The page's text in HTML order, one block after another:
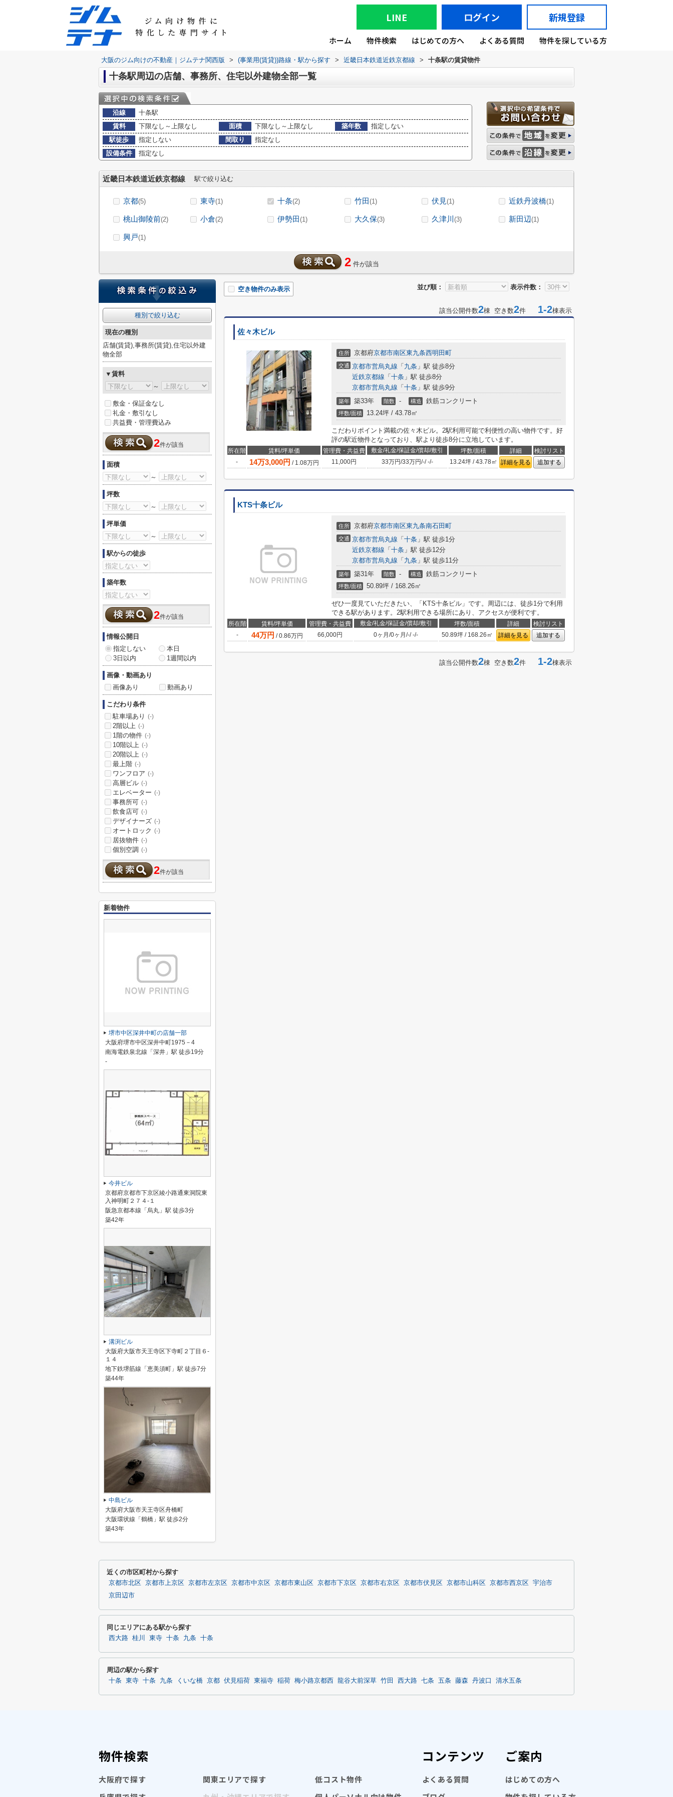
LINE ログイン 新規登録
ホーム 物件検索 はじめての方へ よくある質問 物件を探している方
大阪のジム向けの不動産｜ジムテナ関西版 > (事業用(賃貸))路線・駅から探す > 近畿日本鉄道近鉄京都線 > 十条駅の賃貸物件
十条駅周辺の店舗、事務所、住宅以外建物全部一覧
沿線
十条駅
賃料
下限なし～上限なし 面積 下限なし～上限なし 築年数
指定しない
駅徒歩
指定しない 間取り
指定なし
設備条件
指定なし
近畿日本鉄道近鉄京都線 駅で絞り込む
京都(5) 東寺(1) 十条(2) 竹田(1) 伏見(1) 近鉄丹波橋(1)
桃山御陵前(2) 小倉(2) 伊勢田(1) 大久保(3) 久津川 (3) 新田辺(1)
興戸(1)
2 件が該当
並び順： 表示件数：
空き物件のみ表示
該当公開件数2棟 空き数2件 1-2棟表示
佐々木ビル
住所 京都府京都市南区東九条西明田町
交通 京都市営烏丸線 「 九条 」駅 徒歩8分
近鉄京都線 「 十条 」駅 徒歩8分
京都市営烏丸線 「 十条 」駅 徒歩9分
築年 築33年 階数 - 構造 鉄筋コンクリート
坪数/面積 13.24坪 / 43.78㎡
こだわりポイント満載の佐々木ビル。2駅利用可能で利便性の高い物件です。好
評の駅近物件となっており、駅より徒歩8分に立地しています。
所在階 賃料/坪単価 管理費・共益費 敷金/礼金/保証金/償却/敷引 坪数/面積 詳細
検討リスト
-
14万3,000円 / 1.08万円 11,000円 33万円/33万円/-/-/- 13.24坪 / 43.78㎡ 詳細を見る 追加する
KTS十条ビル
住所 京都府京都市南区東九条南石田町
交通 京都市営烏丸線 「 十条 」駅 徒歩1分
近鉄京都線 「 十条 」駅 徒歩12分
京都市営烏丸線 「 九条 」駅 徒歩11分
築年 築31年 階数 - 構造 鉄筋コンクリート
坪数/面積 50.89坪 / 168.26㎡
ぜひ一度見ていただきたい、「KTS十条ビル」です。周辺には、徒歩1分で利用
できる駅があります。2駅利用できる場所にあり、アクセスが便利です。
所在階 賃料/坪単価 管理費・共益費 敷金/礼金/保証金/償却/敷引 坪数/面積 詳細
検討リスト
-
44万円 /0.86万円 66,000円 0ヶ月 /0ヶ月 /-/-/- 50.89坪 / 168.26㎡ 詳細を見る 追加する
該当公開件数2棟 空き数2件 1-2棟表示
種別で絞り込む
現在の種別
店舗(賃貸),事務所(賃貸),住宅以外建
物全部
▼賃料
～
敷金・保証金なし
礼金・敷引なし
共益費・管理費込み
2件が該当
面積
～
坪数
～
坪単価
～
駅からの徒歩
築年数
2件が該当
情報公開日
指定しない
本日
3日以内
1週間以内
画像・動画あり
画像あり
動画あり
こだわり条件
駐車場あり
(-)
2階以上 (-)
1階の物件 (-)
10階以上 (-)
20階以上 (-)
最上階 (-)
ワンフロア (-)
高層ビル (-)
エレベーター (-)
事務所可 (-)
飲食店可 (-)
デザイナーズ (-)
オートロック (-)
居抜物件 (-)
個別空調 (-)
2件が該当
新着物件
堺市中区深井中町の店舗一部
大阪府堺市中区深井中町1975－4
南海電鉄泉北線「深井」駅 徒歩19分
-
今井ビル
京都府京都市下京区綾小路通東洞院東
入神明町２７４-１
阪急京都本線「烏丸」駅 徒歩3分
築42年
溝渕ビル
大阪府大阪市天王寺区下寺町２丁目６-
１４
地下鉄堺筋線「恵美須町」駅 徒歩7分
築44年
中島ビル
大阪府大阪市天王寺区舟橋町
大阪環状線「鶴橋」駅 徒歩2分
築43年
近くの市区町村から探す
京都市北区 京都市上京区 京都市左京区 京都市中京区 京都市東山区 京都市下京区 京都市右京区 京都市伏見区 京都市山科区 京都市西京区
宇治市
京田辺市
同じエリアにある駅から探す
西大路 桂川 東寺 十条 九条 十条
周辺の駅から探す
十条 東寺 十条 九条 くいな橋 京都 伏見稲荷 東福寺 稲荷 梅小路京都西 龍谷大前深草 竹田 西大路 七条 五条 藤森 丹波口 清水五条
物件検索
大阪府で探す
関東エリアで探す
低コスト物件
コンテンツ
よくある質問
ご案内
はじめての方へ